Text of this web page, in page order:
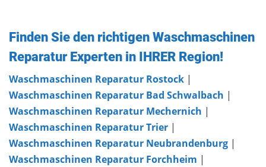
Finden Sie den richtigen Waschmaschinen
Reparatur Experten in IHRER Region!
Waschmaschinen Reparatur Rostock |
Waschmaschinen Reparatur Bad Schwalbach |
Waschmaschinen Reparatur Mechernich |
Waschmaschinen Reparatur Trier |
Waschmaschinen Reparatur Neubrandenburg |
Waschmaschinen Reparatur Forchheim |